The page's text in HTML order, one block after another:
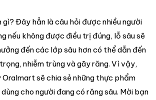
gì? Đây hẳn là câu hỏi được nhiều người
nếu không được điều trị đúng, lỗ sâu sẽ
đến các lớp sâu hơn có thể dẫn đến
nhiễm trùng và gãy răng. Vì vậy,
sẽ chia sẻ những thực phẩm
cho người đang có răng sâu. Mời bạn